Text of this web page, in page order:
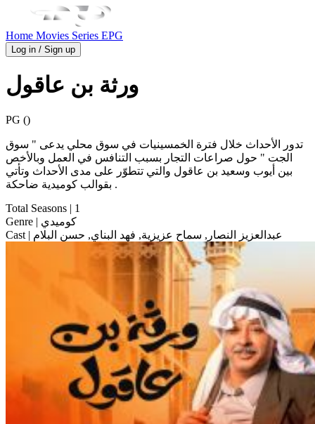
Home Movies Series EPG
Log in / Sign up
ورثة بن عاقول
PG ()
تدور الأحداث خلال فترة الخمسينيات في سوق محلي يدعى " سوق
الجت " حول صراعات التجار بسبب التنافس في العمل وبالأخص
بين أيوب وسعيد بن عاقول والتي تتطوّر على مدى الأحداث وتأتي
بقوالب كوميدية ضاحكة .
Total Seasons | 1
Genre
| كوميدي
Cast
| عبدالعزيز النصار, سماح عزيزية, فهد البناي, حسن البلام